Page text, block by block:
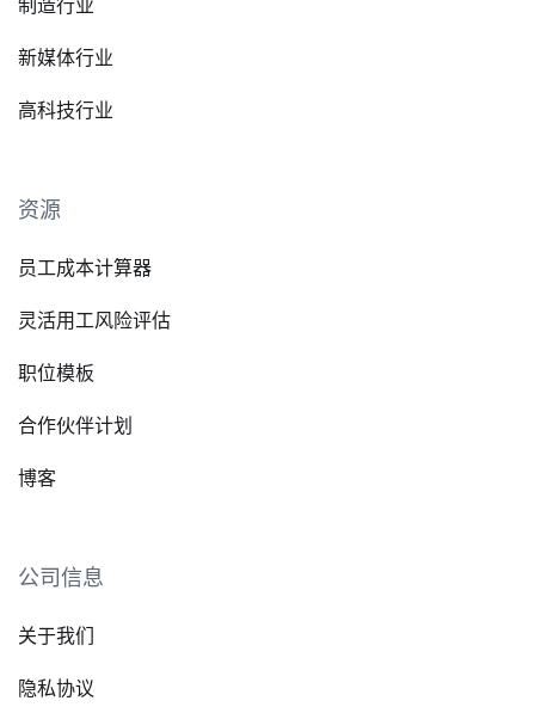
制造行业
新媒体行业
高科技行业
资源
员工成本计算器
灵活用工风险评估
职位模板
合作伙伴计划
博客
公司信息
关于我们
隐私协议